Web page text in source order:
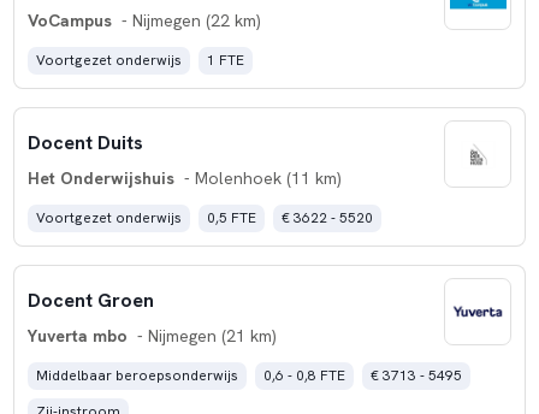
VoCampus - Nijmegen (22 km)
Voortgezet onderwijs 1 FTE
Docent Duits
Het Onderwijshuis - Molenhoek (11 km)
Voortgezet onderwijs 0,5 FTE € 3622 - 5520
Docent Groen
Yuverta mbo - Nijmegen (21 km)
Middelbaar beroepsonderwijs 0,6 - 0,8 FTE
€ 3713 - 5495